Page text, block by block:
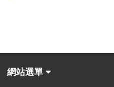
網站選單